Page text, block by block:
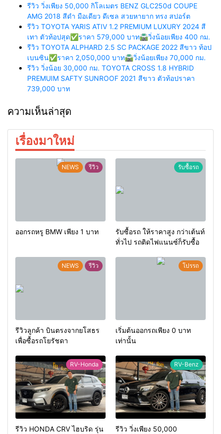
รีวิว วิ่งเพียง 50,000 กิโลเมตร BENZ GLC250d COUPE
AMG 2018 สีดำ มือเดียว ดีเซล สวยหายาก ทรง สปอร์ต
รีวิว TOYOTA YARIS ATIV 1.2 PREMIUM LUXURY 2024 สี
เทา ตัวท้อปสุด✅ราคา 579,000 บาท🛣️วิ่งน้อยเพียง 400 กม.
รีวิว TOYOTA ALPHARD 2.5 SC PACKAGE 2022 สีขาว ท้อป
เบนซิน✅ราคา 2,050,000 บาท🛣️วิ่งน้อยเพียง 70,000 กม.
รีวิว วิ่งน้อย 30,000 กม. TOYOTA CROSS 1.8 HYBRID
PREMUIM SAFTY SUNROOF 2021 สีขาว ตัวท้อปราคา
739,000 บาท
ความเห็นล่าสุด
เรื่องมาใหม่
NEWS รีวิว
ออกรถหรู BMW เพียง 1 บาท
รับซื้อรถ
รับซื้อรถ ให้ราคาสูง กว่าเต้นท์
ทั่วไป รถติดไฟแนนซ์ก็รับซื้อ
NEWS รีวิว
รีวิวลูกค้า บินตรงจากยโสธร
เพื่อซื้อรถโยรัชดา
โปรรถ
เริ่มต้นออกรถเพียง 0 บาท
เท่านั้น
RV-Honda
รีวิว HONDA CRV ไฮบริด รุ่น
RV-Benz
รีวิว วิ่งเพียง 50,000